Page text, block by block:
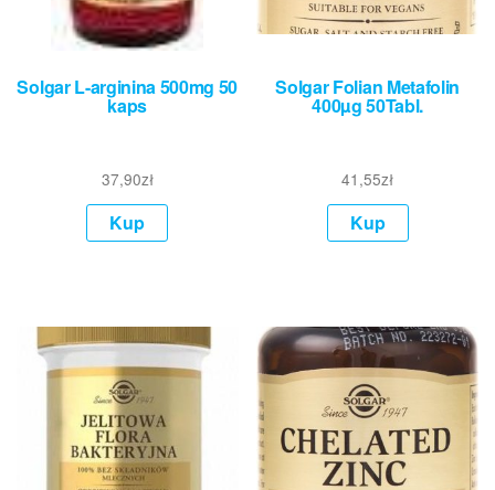
Solgar L-arginina 500mg 50
kaps
37,90zł
Kup
Solgar Folian Metafolin
400µg 50Tabl.
41,55zł
Kup